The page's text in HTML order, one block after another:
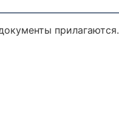
прилагаются.